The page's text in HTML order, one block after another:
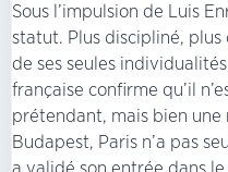
Sous l’impulsion de Luis
statut. Plus discipliné,
de ses seules
française confirme qu’il
prétendant, mais bien
Budapest, Paris n’a pas
a validé son entrée dans